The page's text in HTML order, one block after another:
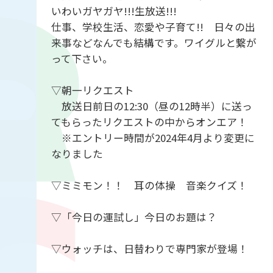
いわいガヤガヤ!!!生放送!!!
仕事、学校生活、恋愛や子育て!! 日々の出
来事などなんでも結構です。ワイグルと繋が
って下さい。
▽朝一リクエスト
放送日前日の12:30（昼の12時半）に送っ
てもらったリクエストの中からオンエア！
※エントリー時間が2024年4月より変更に
なりました
▽ミミモン！！ 耳の体操 音楽クイズ！
▽「今日の運試し」今日のお題は？
▽ウォッチは、日替わりで専門家が登場！